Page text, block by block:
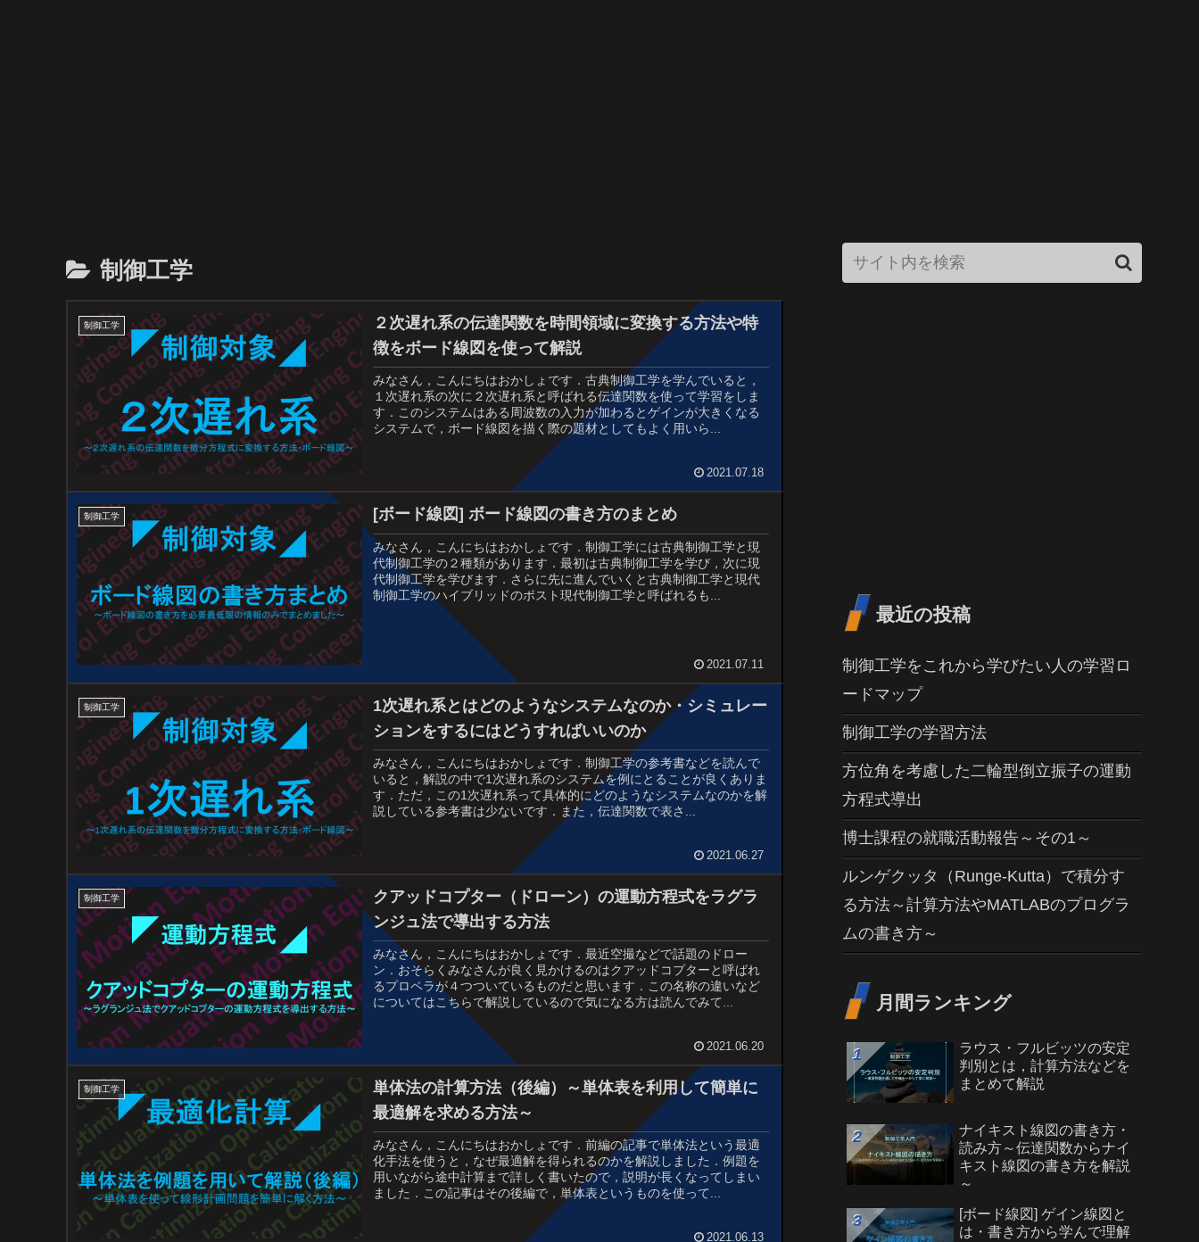
制御工学
制御工学
２次遅れ系の伝達関数を時間領域に変換する方法や特
徴をボード線図を使って解説
みなさん，こんにちはおかしょです．古典制御工学を学んでいると，
１次遅れ系の次に２次遅れ系と呼ばれる伝達関数を使って学習をしま
す．このシステムはある周波数の入力が加わるとゲインが大きくなる
システムで，ボード線図を描く際の題材としてもよく用いら...
2021.07.18
制御工学 [ボード線図] ボード線図の書き方のまとめ
みなさん，こんにちはおかしょです．制御工学には古典制御工学と現
代制御工学の２種類があります．最初は古典制御工学を学び，次に現
代制御工学を学びます．さらに先に進んでいくと古典制御工学と現代
制御工学のハイブリッドのポスト現代制御工学と呼ばれるも...
2021.07.11
制御工学
1次遅れ系とはどのようなシステムなのか・シミュレー
ションをするにはどうすればいいのか
みなさん，こんにちはおかしょです．制御工学の参考書などを読んで
いると，解説の中で1次遅れ系のシステムを例にとることが良くありま
す．ただ，この1次遅れ系って具体的にどのようなシステムなのかを解
説している参考書は少ないです．また，伝達関数で表さ...
2021.06.27
制御工学
クアッドコプター（ドローン）の運動方程式をラグラ
ンジュ法で導出する方法
みなさん，こんにちはおかしょです．最近空撮などで話題のドロー
ン．おそらくみなさんが良く見かけるのはクアッドコプターと呼ばれ
るプロペラが４つついているものだと思います．この名称の違いなど
についてはこちらで解説しているので気になる方は読んでみて...
2021.06.20
制御工学
単体法の計算方法（後編）～単体表を利用して簡単に
最適解を求める方法～
みなさん，こんにちはおかしょです．前編の記事で単体法という最適
化手法を使うと，なぜ最適解を得られるのかを解説しました．例題を
用いながら途中計算まで詳しく書いたので，説明が長くなってしまい
ました．この記事はその後編で，単体表というものを使って...
2021.06.13
最近の投稿
制御工学をこれから学びたい人の学習ロ
ードマップ
制御工学の学習方法
方位角を考慮した二輪型倒立振子の運動
方程式導出
博士課程の就職活動報告～その1～
ルンゲクッタ（Runge-Kutta）で積分す
る方法～計算方法やMATLABのプログラ
ムの書き方～
月間ランキング
ラウス・フルビッツの安定
判別とは，計算方法などを
まとめて解説
ナイキスト線図の書き方・
読み方～伝達関数からナイ
キスト線図の書き方を解説
～
[ボード線図] ゲイン線図と
は・書き方から学んで理解